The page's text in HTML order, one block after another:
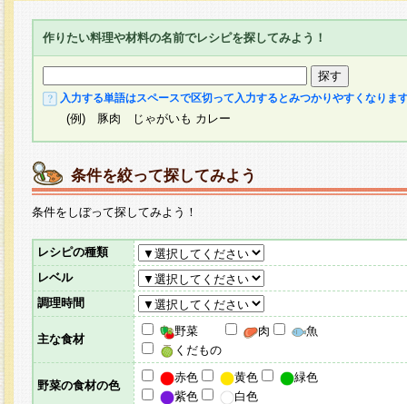
作りたい料理や材料の名前でレシピを探してみよう！
入力する単語はスペースで区切って入力するとみつかりやすくなりま
(例) 豚肉 じゃがいも カレー
条件を絞って探してみよう
条件をしぼって探してみよう！
レシピの種類
レベル
調理時間
主な食材
野菜 肉
魚
くだもの
野菜の食材の色
赤色 黄色
緑色
紫色
白色